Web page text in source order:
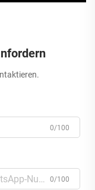
0/100
0/100